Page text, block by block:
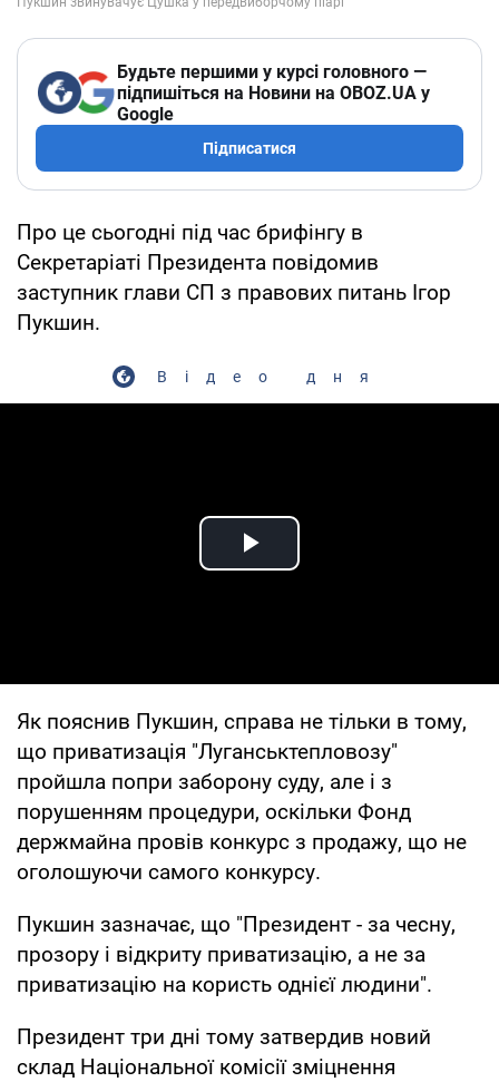
Будьте першими у курсі головного —
підпишіться на Новини на OBOZ.UA у
Google
Підписатися
Про це сьогодні під час брифінгу в
Секретаріаті Президента повідомив
заступник глави СП з правових питань Ігор
Пукшин.
Відео дня
Play Video
Як пояснив Пукшин, справа не тільки в тому,
що приватизація "Луганськтепловозу"
пройшла попри заборону суду, але і з
порушенням процедури, оскільки Фонд
держмайна провів конкурс з продажу, що не
оголошуючи самого конкурсу.
Пукшин зазначає, що "Президент - за чесну,
прозору і відкриту приватизацію, а не за
приватизацію на користь однієї людини".
Президент три дні тому затвердив новий
склад Національної комісії зміцнення